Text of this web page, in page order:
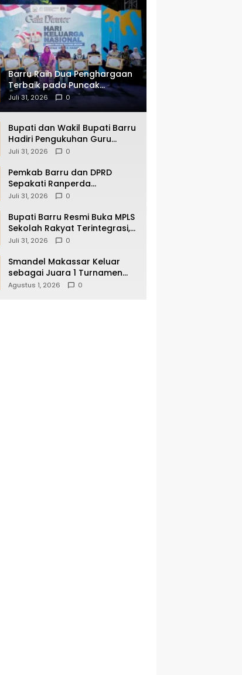
Barru Raih Dua Penghargaan
Terbaik pada Puncak
Harganas ke-33 Tingkat
Sulawesi Selatan
Juli 31, 2026 0
Bupati dan Wakil Bupati Barru
Hadiri Pengukuhan Guru
Besar UNM, Apresiasi Capaian
Juli 31, 2026 0
Pemkab Barru dan DPRD
Sepakati Ranperda
Pertanggungjawaban APBD
Kelola dan Perlindungan Anak
Juli 31, 2026 0
Bupati Barru Resmi Buka MPLS
Sekolah Rakyat Terintegrasi,
Tegaskan Pendidikan Kunci
Juli 31, 2026 0
Smandel Makassar Keluar
sebagai Juara 1 Turnamen
Futsal Smansa Cup Vol. 13
Agustus 1, 2026 0